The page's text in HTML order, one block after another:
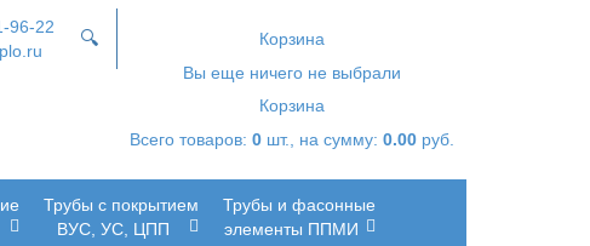
96-22
Корзина
Вы еще ничего не выбрали
Корзина
Всего товаров: 0 шт., на сумму: 0.00 руб.
🔍
Трубы с покрытием
ВУС, УС, ЦПП
Трубы и фасонные
элементы ППМИ